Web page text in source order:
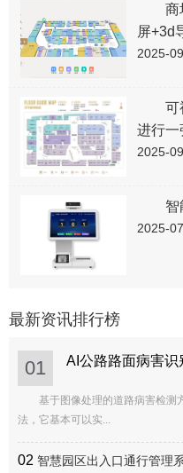
商
屏+3d
2025-
可
进行一
2025-
智
2025-
最新资讯排行榜
01 AI公路路面病害识
基于图像处理的道路病害检测
法，它基本可以实...
02 智慧园区出入口通行管理